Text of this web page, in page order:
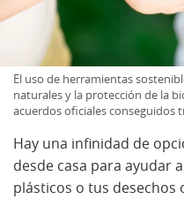
El uso de herramientas
naturales y la protección de la
acuerdos oficiales conseguidos
Hay una infinidad de
desde casa para ayudar
plásticos o tus desechos